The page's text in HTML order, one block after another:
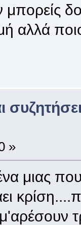
αλλά
»
μιας